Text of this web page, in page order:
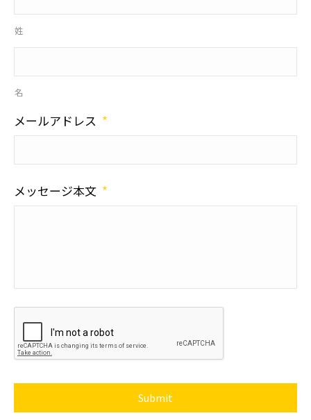
姓
名
メールアドレス *
メッセージ本文 *
CAPTCHA